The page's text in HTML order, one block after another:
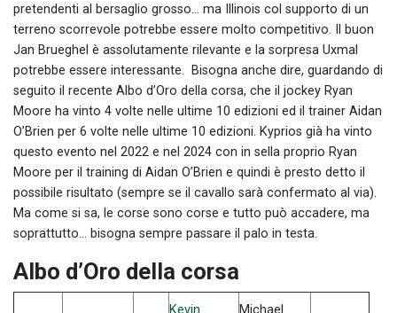
pretendenti al bersaglio grosso… ma Illinois col supporto di un
terreno scorrevole potrebbe essere molto competitivo. Il buon
Jan Brueghel è assolutamente rilevante e la sorpresa Uxmal
potrebbe essere interessante. Bisogna anche dire, guardando di
seguito il recente Albo d’Oro della corsa, che il jockey Ryan
Moore ha vinto 4 volte nelle ultime 10 edizioni ed il trainer Aidan
O’Brien per 6 volte nelle ultime 10 edizioni. Kyprios già ha vinto
questo evento nel 2022 e nel 2024 con in sella proprio Ryan
Moore per il training di Aidan O’Brien e quindi è presto detto il
possibile risultato (sempre se il cavallo sarà confermato al via).
Ma come si sa, le corse sono corse e tutto può accadere, ma
soprattutto… bisogna sempre passare il palo in testa.
Albo d’Oro della corsa
Kevin Michael